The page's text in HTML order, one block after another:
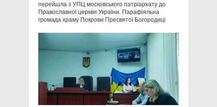
перейшла з УПЦ московського патріархату до
Православної церкви України. Парафіяльна
громада храму Покрови Пресвятої Богородиці